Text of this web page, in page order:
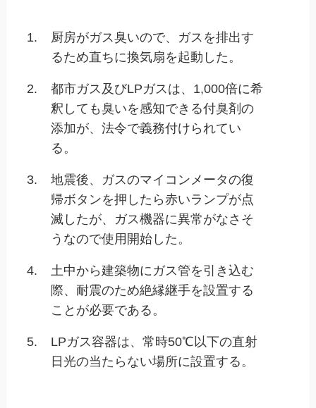
1.
厨房がガス臭いので、ガスを排出す
るため直ちに換気扇を起動した。
2.
都市ガス及びLPガスは、1,000倍に希
釈しても臭いを感知できる付臭剤の
添加が、法令で義務付けられてい
る。
3.
地震後、ガスのマイコンメータの復
帰ボタンを押したら赤いランプが点
滅したが、ガス機器に異常がなさそ
うなので使用開始した。
4.
土中から建築物にガス管を引き込む
際、耐震のため絶縁継手を設置する
ことが必要である。
5.
LPガス容器は、常時50℃以下の直射
日光の当たらない場所に設置する。